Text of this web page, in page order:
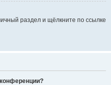
раздел и щёлкните по ссылке